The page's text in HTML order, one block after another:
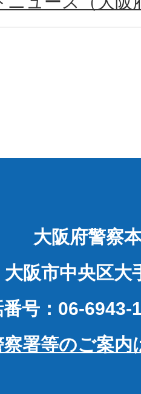
大阪府警察
阪市中央区大
番号：06-6943-
察署等のご案内